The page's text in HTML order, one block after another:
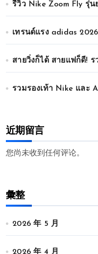
รีวิว Nike Zoom Fly รุ่
เทรนด์แรง adidas
สายวิ่งก็ได้ สายแฟก็ดี!
รวมรองเท้า Nike และ
近期留言
您尚未收到任何评论。
彙整
2026 年 5 月
2026 年 4 月